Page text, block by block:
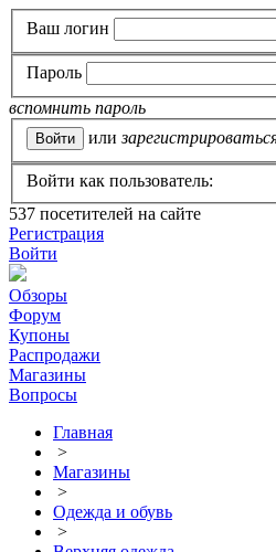
Ваш логин
Пароль
вспомнить пароль
или
Войти как пользователь:
537 посетителей на сайте
Регистрация
Войти
Обзоры
Форум
Купоны
Распродажи
Магазины
Вопросы
Главная
>
Магазины
>
Одежда и обувь
>